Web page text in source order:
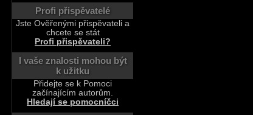
Profi přispěvatelé
Jste Ověřenými přispěvateli a
chcete se stát
Profi přispěvateli?
I vaše znalosti mohou být
k užitku
Přidejte se k Pomoci
začínajícím autorům.
Hledají se pomocníčci